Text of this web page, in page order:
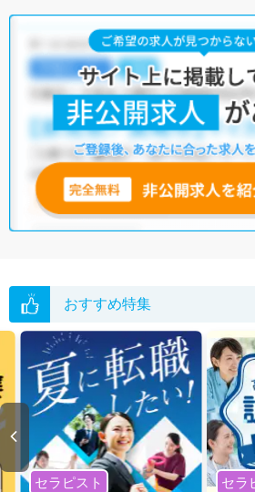
加古郡播磨町の作業療法士求人では以下のよ
積極採用中・託児所・育児補助あり・
正社員(正職員)・訪問リハビリ(在宅医療)
他の条件でも人気の求人がございますので、
いただくか、お気軽にお問い合わせください
全国の作業療法士求人から検索いただくこと
無料転職支援サービス
にお申し込みいただく
グした上で求人をご提案いたします。
ご希望条件がまだ定まっていない方は人気の
い。
おすすめ特集
セラピスト セラ